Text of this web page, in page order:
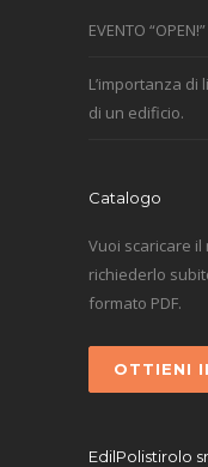
EVENTO “OPEN!”
L’importanza
di un edificio.
Catalogo
Vuoi scaricare il
richiederlo
formato PDF.
OTTIENI
EdilPolistirolo